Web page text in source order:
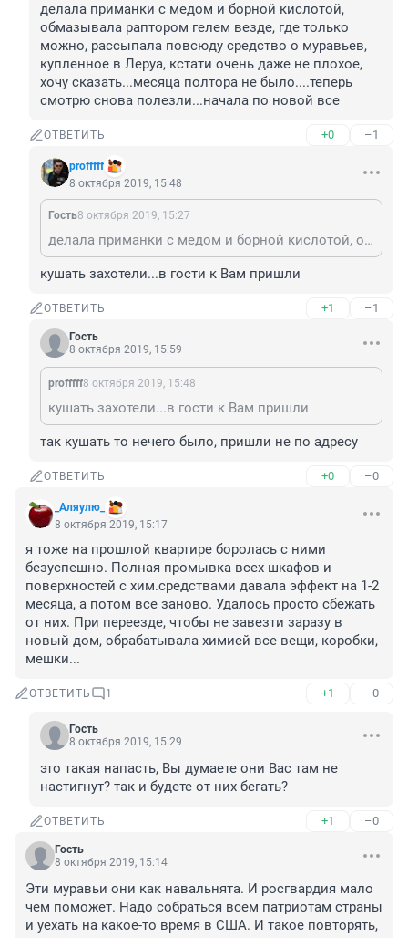
делала приманки с медом и борной кислотой,
обмазывала раптором гелем везде, где только
можно, рассыпала повсюду средство о муравьев,
купленное в Леруа, кстати очень даже не плохое,
хочу сказать...месяца полтора не было....теперь
смотрю снова полезли...начала по новой все
ОТВЕТИТЬ +0 –1
profffff
8 октября 2019, 15:48
Гость8 октября 2019, 15:27
делала приманки с медом и борной кислотой, обмазывала раптором гелем везде, где только можно, рассыпала повсюду средство о муравьев, купленное в Леруа, кстати очень даже не плохое, хочу сказать...месяца полтора не было....теперь смотрю снова полезли...начала по новой все
кушать захотели...в гости к Вам пришли
ОТВЕТИТЬ +1 –1
Гость
8 октября 2019, 15:59
profffff8 октября 2019, 15:48
кушать захотели...в гости к Вам пришли
так кушать то нечего было, пришли не по адресу
ОТВЕТИТЬ +0 –0
_Аляулю_
8 октября 2019, 15:17
я тоже на прошлой квартире боролась с ними
безуспешно. Полная промывка всех шкафов и
поверхностей с хим.средствами давала эффект на 1-2
месяца, а потом все заново. Удалось просто сбежать
от них. При переезде, чтобы не завезти заразу в
новый дом, обрабатывала химией все вещи, коробки,
мешки...
ОТВЕТИТЬ 1 +1 –0
Гость
8 октября 2019, 15:29
это такая напасть, Вы думаете они Вас там не
настигнут? так и будете от них бегать?
ОТВЕТИТЬ +1 –0
Гость
8 октября 2019, 15:14
Эти муравьи они как навальнята. И росгвардия мало
чем поможет. Надо собраться всем патриотам страны
и уехать на какое-то время в США. И такое повторять,